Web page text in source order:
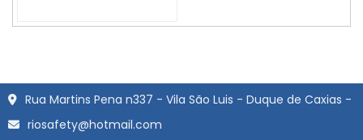
Rua Martins Pena n337 - Vila São Luis - Duque de Caxias -
riosafety@hotmail.com